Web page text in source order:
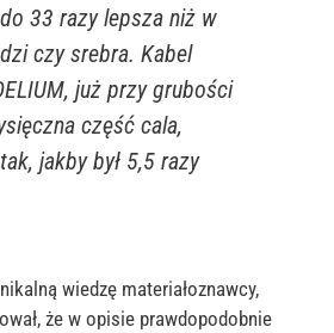
33 razy lepsza niż w
czy srebra. Kabel
już przy grubości
część cala,
jakby był 5,5 razy
wiedzę materiałoznawcy,
że w opisie prawdopodobnie